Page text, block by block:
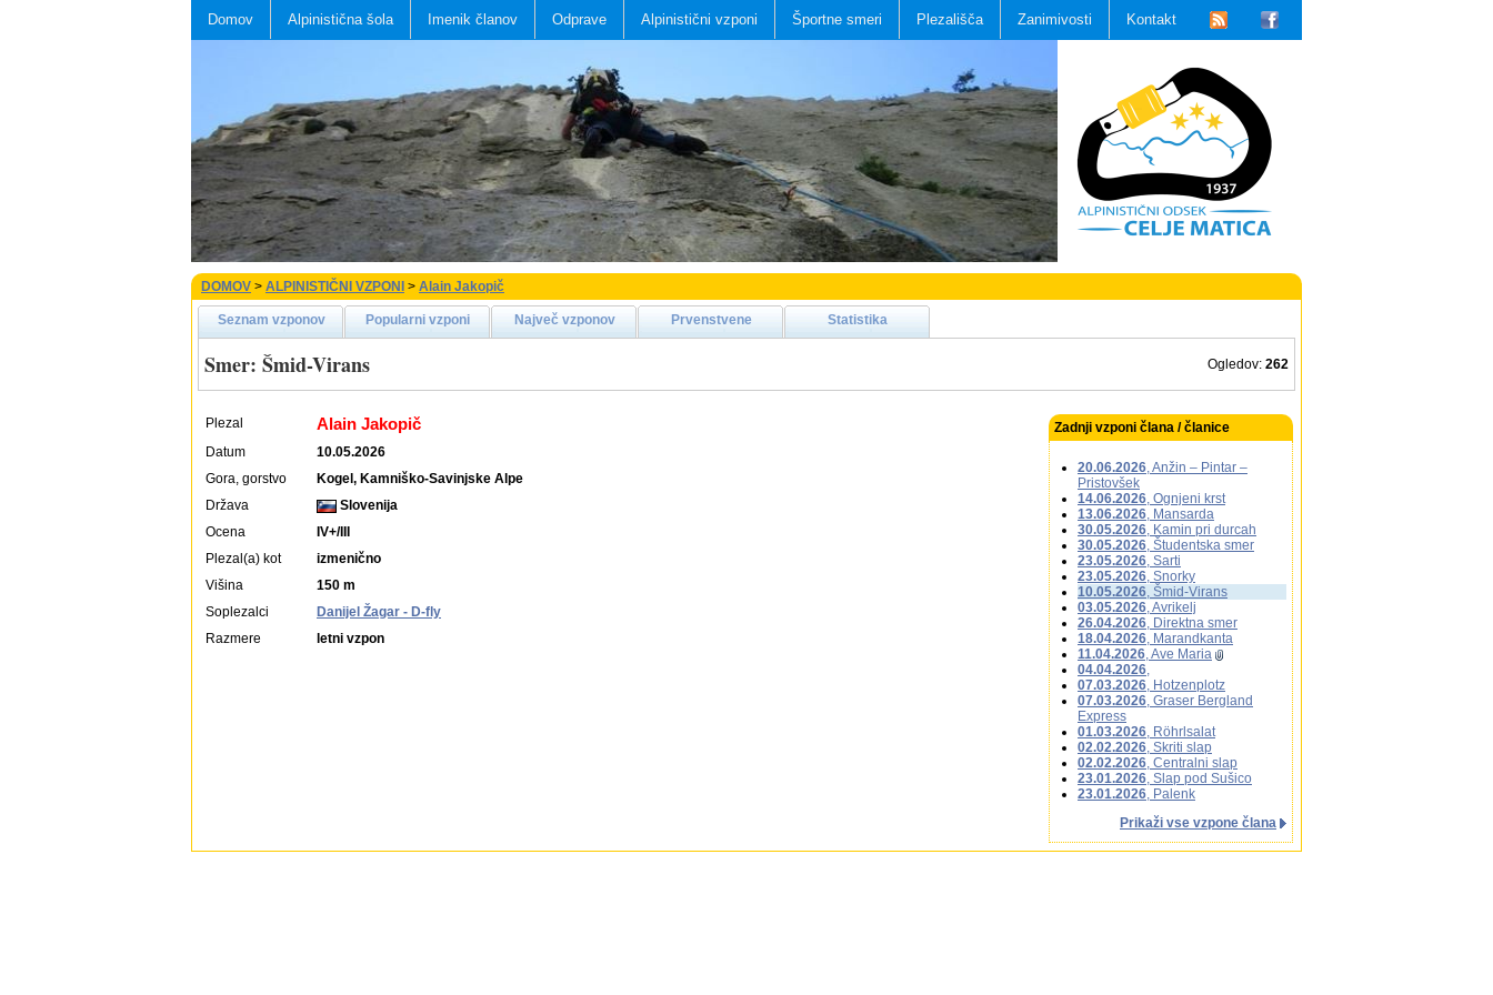
Domov Alpinistična šola Imenik članov Odprave Alpinistični vzponi Športne smeri Plezališča Zanimivosti Kontakt
DOMOV > ALPINISTIČNI VZPONI > Alain Jakopič
Seznam vzponov Popularni vzponi Največ vzponov Prvenstvene Statistika
Smer: Šmid-Virans Ogledov: 262
Plezal Alain Jakopič
Datum
10.05.2026
Gora, gorstvo
Kogel, Kamniško-Savinjske Alpe
Država
Slovenija
Ocena
IV+/III
Plezal(a) kot
izmenično
Višina
150 m
Soplezalci
Danijel Žagar - D-fly
Razmere
letni vzpon
Zadnji vzponi člana / članice
20.06.2026, Anžin – Pintar –
Pristovšek
14.06.2026, Ognjeni krst
13.06.2026, Mansarda
30.05.2026, Kamin pri durcah
30.05.2026, Študentska smer
23.05.2026, Sarti
23.05.2026, Snorky
10.05.2026, Šmid-Virans
03.05.2026, Avrikelj
26.04.2026, Direktna smer
18.04.2026, Marandkanta
11.04.2026, Ave Maria
04.04.2026,
07.03.2026, Hotzenplotz
07.03.2026, Graser Bergland
Express
01.03.2026, Röhrlsalat
02.02.2026, Skriti slap
02.02.2026, Centralni slap
23.01.2026, Slap pod Sušico
23.01.2026, Palenk
Prikaži vse vzpone člana